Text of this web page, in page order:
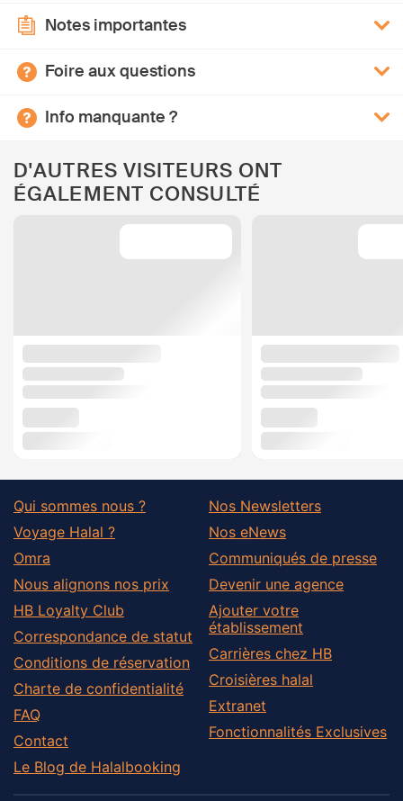
Notes importantes
Foire aux questions
Info manquante ?
D'AUTRES VISITEURS ONT
ÉGALEMENT CONSULTÉ
Qui sommes nous ?
Voyage Halal ?
Omra
Nous alignons nos prix
HB Loyalty Club
Correspondance de statut
Conditions de réservation
Charte de confidentialité
FAQ
Contact
Le Blog de Halalbooking
Nos Newsletters
Nos eNews
Communiqués de presse
Devenir une agence
Ajouter votre
établissement
Carrières chez HB
Croisières halal
Extranet
Fonctionnalités Exclusives